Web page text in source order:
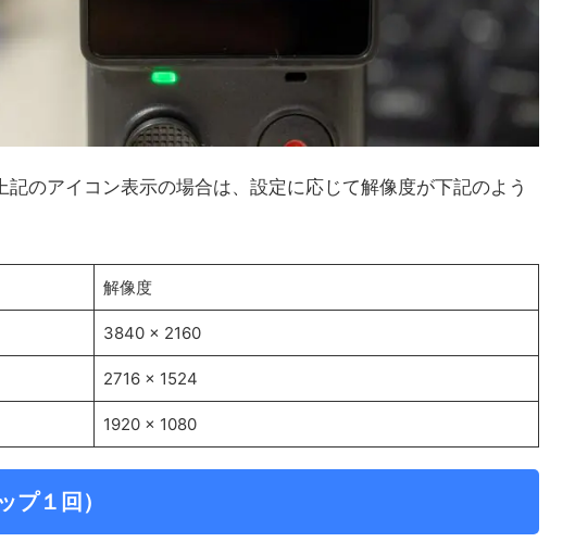
記のアイコン表示の場合は、設定に応じて解像度が下記のよう
解像度
3840 x 2160
2716 x 1524
1920 x 1080
プ１回）